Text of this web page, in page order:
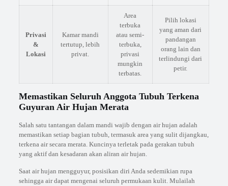
Privasi
&
Lokasi
Kamar mandi
tertutup, lebih
privat.
Area
terbuka
atau semi-
terbuka,
privasi
mungkin
terbatas.
Pilih lokasi
yang aman dari
pandangan
orang lain dan
terlindungi dari
petir.
Memastikan Seluruh Anggota Tubuh Terkena
Guyuran Air Hujan Merata
Salah satu tantangan dalam mandi wajib dengan air hujan adalah
memastikan setiap bagian tubuh, termasuk area yang sulit dijangkau,
terkena air secara merata. Kuncinya terletak pada gerakan tubuh
yang aktif dan kesadaran akan aliran air hujan.
Saat air hujan mengguyur, posisikan diri Anda sedemikian rupa
sehingga air dapat mengenai seluruh permukaan kulit. Mulailah